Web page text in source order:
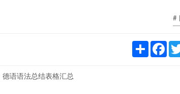
#
德语语法总结表格汇总